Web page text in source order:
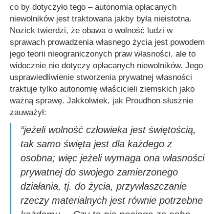
co by dotyczyło tego – autonomia opłacanych
niewolników jest traktowana jakby była nieistotna.
Nozick twierdzi, że obawa o wolność ludzi w
sprawach prowadzenia własnego życia jest powodem
jego teorii nieograniczonych praw własności, ale to
widocznie nie dotyczy opłacanych niewolników. Jego
usprawiedliwienie stworzenia prywatnej własności
traktuje tylko autonomię właścicieli ziemskich jako
ważną sprawę. Jakkolwiek, jak Proudhon słusznie
zauważył:
“jeżeli wolność człowieka jest świętością,
tak samo święta jest dla każdego z
osobna; więc jeżeli wymaga ona własności
prywatnej do swojego zamierzonego
działania, tj. do życia, przywłaszczanie
rzeczy materialnych jest równie potrzebne